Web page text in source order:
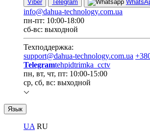
Viber Telegram
info@dahua-technology.com.ua
пн-пт: 10:00-18:00
сб-вс: выходной
Техподдержка:
support@dahua-technology.com.ua
Telegramtehpidtrimka_cctv
пн, вт, чт, пт: 10:00-15:00
ср, сб, вс: выходной
Язык
UA RU